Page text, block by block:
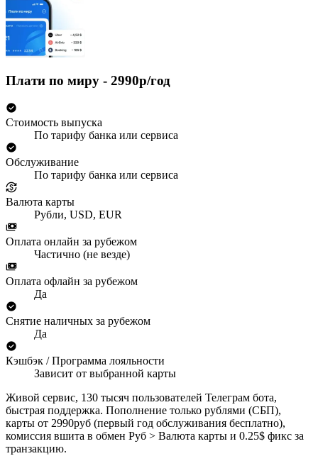
Плати по миру - 2990р/год
Стоимость выпуска
По тарифу банка или сервиса
Обслуживание
По тарифу банка или сервиса
Валюта карты
Рубли, USD, EUR
Оплата онлайн за рубежом
Частично (не везде)
Оплата офлайн за рубежом
Да
Снятие наличных за рубежом
Да
Кэшбэк / Программа лояльности
Зависит от выбранной карты
Живой сервис, 130 тысяч пользователей Телеграм бота,
быстрая поддержка. Пополнение только рублями (СБП),
карты от 2990руб (первый год обслуживания бесплатно),
комиссия вшита в обмен Руб > Валюта карты и 0.25$ фикс за
транзакцию.